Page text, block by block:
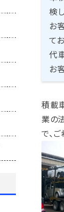
検
お
て
代
お
積載
業の
で、